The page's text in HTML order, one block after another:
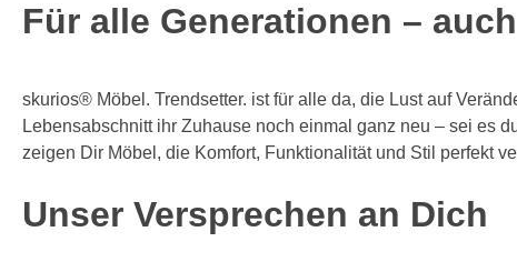
Für alle Generationen –
skurios® Möbel. Trendsetter. ist für alle da, die Lust auf
Lebensabschnitt ihr Zuhause noch einmal ganz neu – sei es
zeigen Dir Möbel, die Komfort, Funktionalität und Stil perfekt
Unser Versprechen an Dich